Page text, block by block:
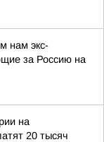
нам экс-
за Россию на
на
20 тысяч